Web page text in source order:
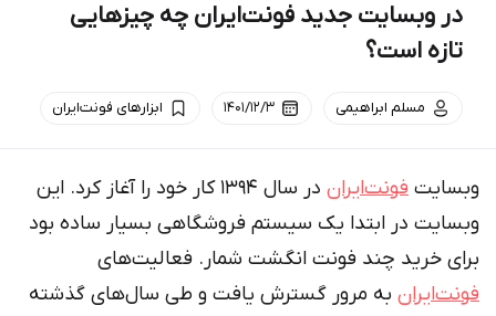
در وبسایت جدید فونت‌ایران چه چیزهایی
تازه است؟
مسلم ابراهیمی ۱۴۰۱/۱۲/۳ ابزارهای فونت‌ایران
وبسایت فونت‌ایران
در سال ۱۳۹۴ کار خود را آغاز کرد. این
وبسایت در ابتدا یک سیستم فروشگاهی بسیار ساده بود
برای خرید چند فونت انگشت شمار. فعالیت‌های
فونت‌ایران به مرور گسترش یافت و طی سال‌های گذشته